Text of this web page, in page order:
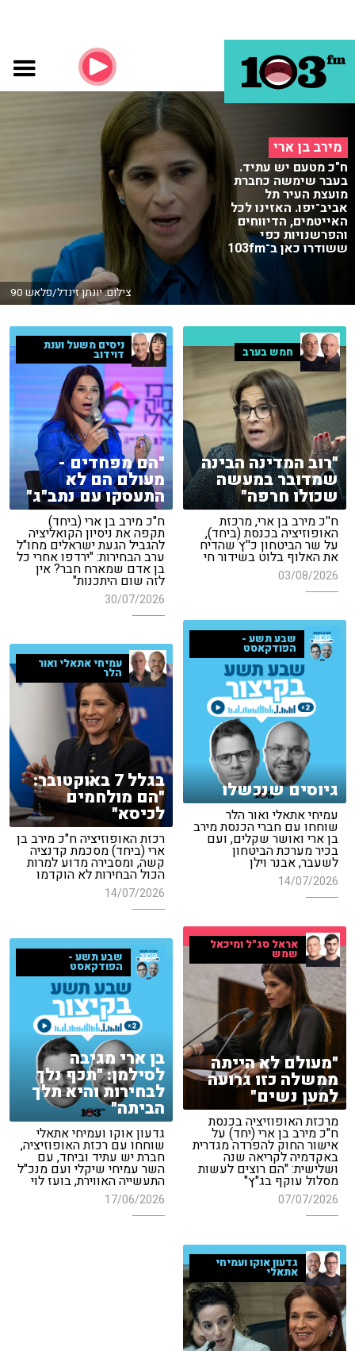
מירב בן ארי
ח"כ מטעם יש עתיד.
בעבר שימשה כחברת
מועצת העיר תל
אביב־יפו. האזינו לכל
האייטמים, הדיווחים
והפרשנויות כפי
ששודרו כאן ב־103fm
צילום: יונתן זינדל/פלאש 90
חמש בערב
"רוב המדינה הבינה
שמדובר במעשה
שכולו חרפה"
ח''כ מירב בן ארי, מרכזת
האופוזיציה בכנסת (ביחד),
על שר הביטחון כ''ץ שהדיח
את האלוף בלוט בשידור חי
03/08/2026
ניסים משעל וענת
דוידוב
"הם מפחדים -
מעולם הם לא
התעסקו עם נתב"ג"
ח"כ מירב בן ארי (ביחד)
תקפה את ניסיון הקואליציה
להגביל הגעת ישראלים מחו"ל
ערב הבחירות: "ירדפו אחרי כל
בן אדם שמארח חבר? אין
לזה שום היתכנות"
30/07/2026
שבע תשע -
הפודקאסט
גיוסים שנכשלו
עמיחי אתאלי ואור הלר
שוחחו עם חברי הכנסת מירב
בן ארי ואושר שקלים, ועם
בכיר מערכת הביטחון
לשעבר, אבנר וילן
14/07/2026
עמיחי אתאלי ואור
הלר
בגלל 7 באוקטובר:
"הם מולחמים
לכיסא"
רכזת האופוזיציה ח"כ מירב בן
ארי (ביחד) מסכמת קדנציה
קשה, ומסבירה מדוע למרות
הכול הבחירות לא הוקדמו
14/07/2026
אראל סג"ל ומיכאל
שמש
"מעולם לא הייתה
ממשלה כזו גרועה
למען נשים"
מרכזת האופוזיציה בכנסת
ח"כ מירב בן ארי (יחד) על
אישור החוק להפרדה מגדרית
באקדמיה לקריאה שנה
ושלישית: "הם רוצים לעשות
מסלול עוקף בג"ץ"
07/07/2026
שבע תשע -
הפודקאסט
בן ארי מגיבה
לסילמן: "תכף נלך
לבחירות והיא תלך
הביתה"
גדעון אוקו ועמיחי אתאלי
שוחחו עם רכזת האופוזיציה,
חברת יש עתיד וביחד, עם
השר עמיחי שיקלי ועם מנכ"ל
התעשייה האווירת, בועז לוי
17/06/2026
גדעון אוקו ועמיחי
אתאלי